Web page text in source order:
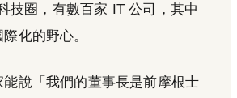
技圈，有數百家 IT 公司，其中
化的野心。
說「我們的董事長是前摩根士